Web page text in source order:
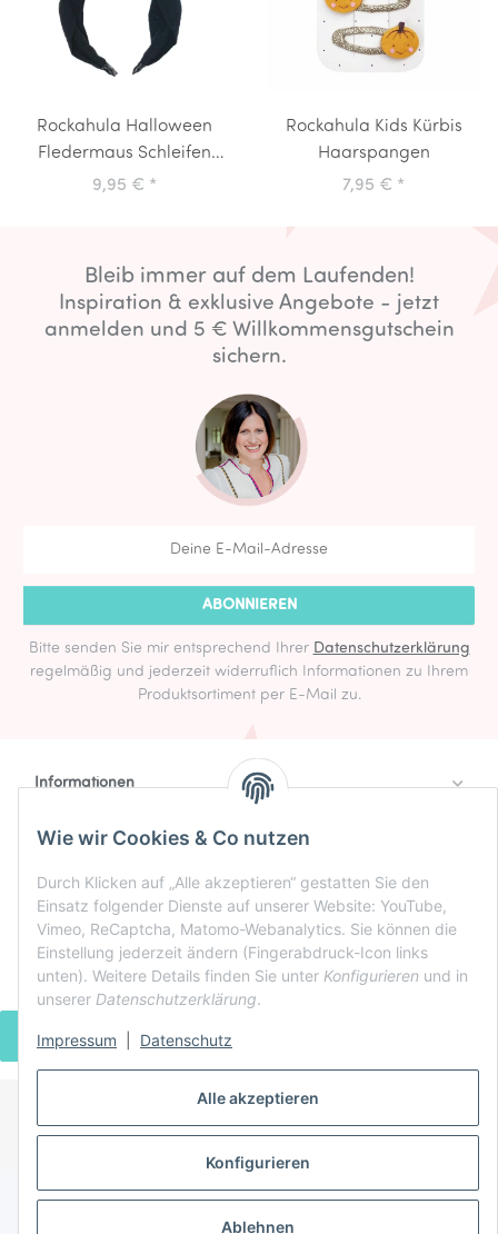
Alle akzeptieren
Konfigurieren
Ablehnen
Wie wir Cookies & Co nutzen
Durch Klicken auf „Alle akzeptieren“ gestatten Sie den
Einsatz folgender Dienste auf unserer Website: YouTube,
Vimeo, ReCaptcha, Matomo-Webanalytics. Sie können die
Einstellung jederzeit ändern (Fingerabdruck-Icon links
unten). Weitere Details finden Sie unter Konfigurieren und in
unserer Datenschutzerklärung.
Impressum Datenschutz
Rockahula Halloween
Fledermaus Schleifen
Haarreifen
9,95 € *
Rockahula Kids Kürbis
Haarspangen
7,95 € *
Bleib immer auf dem Laufenden!
Inspiration & exklusive Angebote - jetzt
anmelden und 5 € Willkommensgutschein
sichern.
ABONNIEREN
Bitte senden Sie mir entsprechend Ihrer Datenschutzerklärung
regelmäßig und jederzeit widerruflich Informationen zu Ihrem
Produktsortiment per E-Mail zu.
Informationen
Zahlung & Versand
VERTRAG WIDERRUFEN
* Alle Preise inkl. gesetzlicher USt., zzgl.Versand